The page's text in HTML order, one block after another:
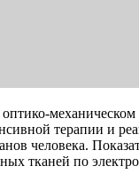
терапии и
человека.
тканей по